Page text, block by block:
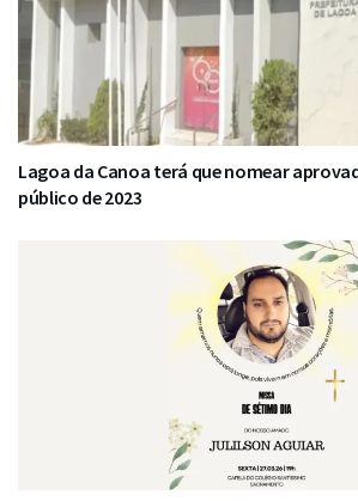
Lagoa da Canoa terá que nomear
público de 2023